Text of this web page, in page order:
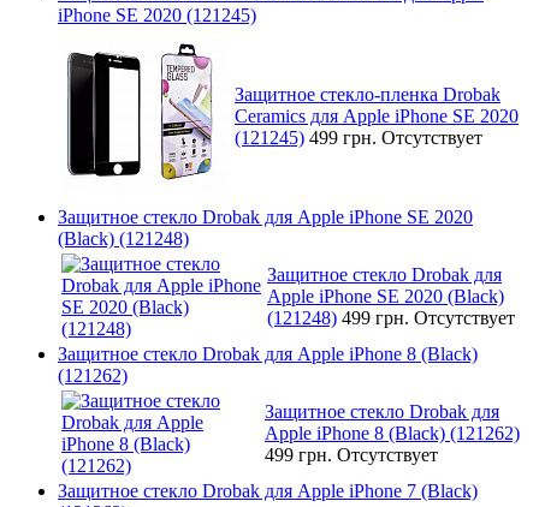
iPhone SE 2020 (121245)
Защитное стекло-пленка Drobak
Ceramics для Apple iPhone SE 2020
(121245) 499 грн. Отсутствует
Защитное стекло Drobak для Apple iPhone SE 2020
(Black) (121248)
Защитное стекло Drobak для
Apple iPhone SE 2020 (Black)
(121248) 499 грн. Отсутствует
Защитное стекло Drobak для Apple iPhone 8 (Black)
(121262)
Защитное стекло Drobak для
Apple iPhone 8 (Black) (121262)
499 грн. Отсутствует
Защитное стекло Drobak для Apple iPhone 7 (Black)